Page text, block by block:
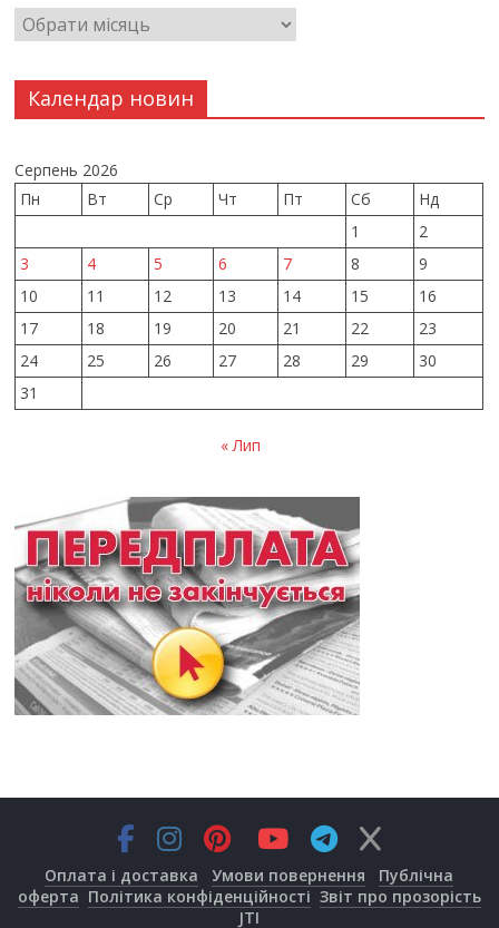
Календар новин
Серпень 2026
Пн
Вт Ср Чт Пт Сб
Нд
1
2
3
4 5 6 7 8
9
10
11 12 13 14 15
16
17
18 19 20 21 22
23
24
25 26 27 28 29
30
31
« Лип
Оплата і доставка Умови повернення
Публічна
оферта Політика конфіденційності Звіт про прозорість
JTI